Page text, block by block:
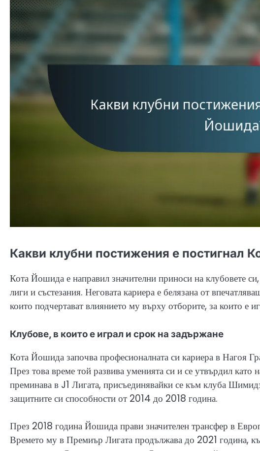
Какви клубни постижения е постигнал
Кота Йошида е направил значителни приноси на клубовете
лиги и състезания. Неговата кариера е белязана от
които подчертават влиянието му върху отборите, за които е
Клубове, в които е играл и срок на задържане
Кота Йошида започва професионалната си кариера в Нагоя
През това време той развива уменията си и се утвърдил
преминава в J1 Лигата, присъединявайки се към клуба
защитните си способности от 2014 до 2018 година.
През 2018 година Йошида прави значителен трансфер в
Времето му в Премиър Лигата продължава до 2021 година,